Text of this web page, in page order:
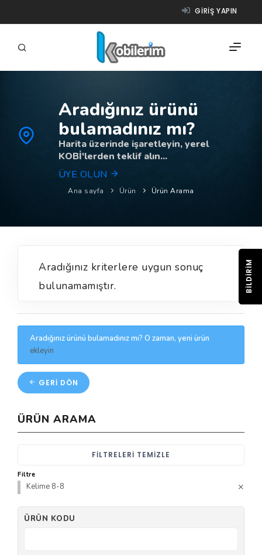
GIRIŞ YAPIN
FIRMALAR
ÜRÜNLER
NASIL ÇALIŞIR?
YARDIM
Aradığınız ürünü
bulamadınız mı?
Harita üzerinde işaretleyin, yerel
KOBİ'lerden teklif alın...
ÜYE OLUN
Ana sayfa Ürün Ürün Arama
Aradığınız kriterlere uygun sonuç
bulunamamıştır.
Aradığınız ürünü bulamadınız mı? O zaman, yeni ürün
ekleyin
GERI DÖN
ÜRÜN ARAMA
FILTRELERI TEMIZLE
Filtre
Kelime 8-8
ÜRÜN KODU
BILDIRIM